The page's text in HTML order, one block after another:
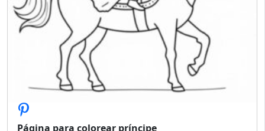
Página para colorear príncipe